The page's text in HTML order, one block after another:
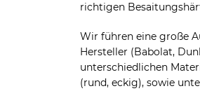
richtigen
Wir führen eine große
Hersteller (Babolat,
unterschiedlichen
(rund, eckig), sowie